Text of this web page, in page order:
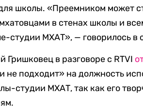
школы. «Преемником может
в стенах школы и
студии МХАТ», — говорилось в
Гришковец в разговоре с RTVI
не подходит» на должность
студии МХАТ, так как его